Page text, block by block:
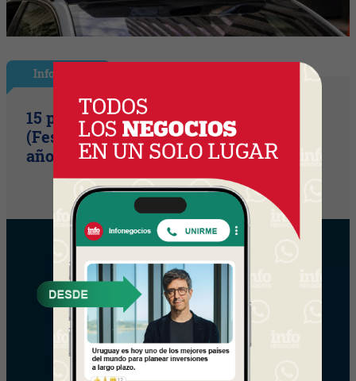
InfoShow
15 primaveras tienes que cumplir
(Festival Música de la Tierra celebra 15
años)